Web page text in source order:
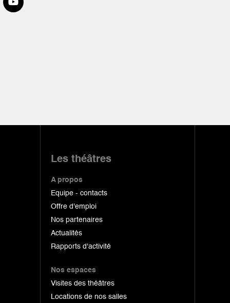
Les théâtres
A propos
Equipe - contacts
Offre d'emploi
Nos partenaires
Actualités
Rapports d'activité
Nos espaces
Visites des théâtres
Locations de nos salles